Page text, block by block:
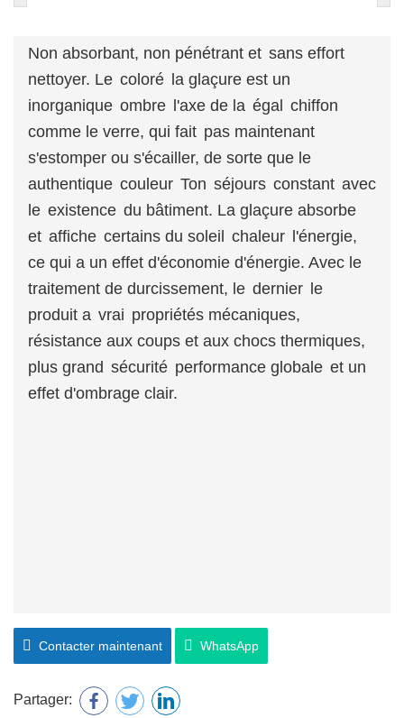
Non absorbant, non pénétrant et sans effort
nettoyer. Le coloré la glaçure est un
inorganique ombre l'axe de la égal chiffon
comme le verre, qui fait pas maintenant
s'estomper ou s'écailler, de sorte que le
authentique couleur Ton séjours constant avec
le existence du bâtiment. La glaçure absorbe
et affiche certains du soleil chaleur
l'énergie,
ce qui a un effet d'économie d'énergie. Avec le
traitement de durcissement, le dernier le
produit a vrai propriétés mécaniques,
résistance aux coups et aux chocs thermiques,
plus grand sécurité performance globale et un
effet d'ombrage clair.
Contacter maintenant WhatsApp
Partager: